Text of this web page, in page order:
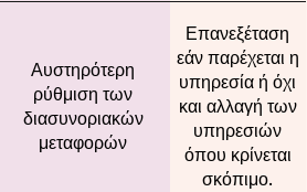
Αυστηρότερη
ρύθμιση των
διασυνοριακών
μεταφορών
Επανεξέταση
εάν παρέχεται η
υπηρεσία ή όχι
και αλλαγή των
υπηρεσιών
όπου κρίνεται
σκόπιμο.